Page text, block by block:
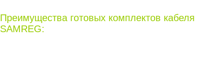
Преимущества готовых комплектов кабеля
SAMREG: